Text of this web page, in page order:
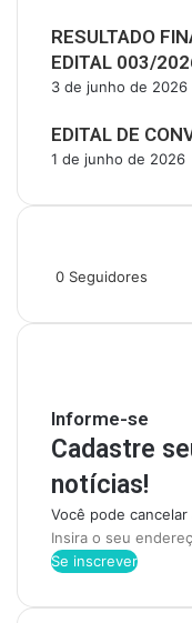
RESULTADO
EDITAL 003/
3 de junho de 2026
EDITAL DE
1 de junho de 2026
0 Seguidores
Informe-se
Cadastre
notícias!
Você pode
I
n
i